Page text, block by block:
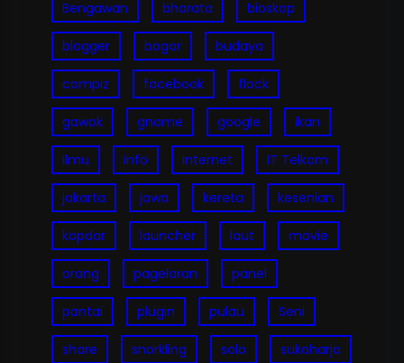
Bengawan bharata bioskop
blogger bogor budaya
compiz facebook flock
gawok gnome google ikan
ilmu info internet IT Telkom
jakarta jawa kereta kesenian
kopdar launcher laut movie
orang pagelaran panel
pantai plugin pulau Seni
share snorkling solo sukoharjo